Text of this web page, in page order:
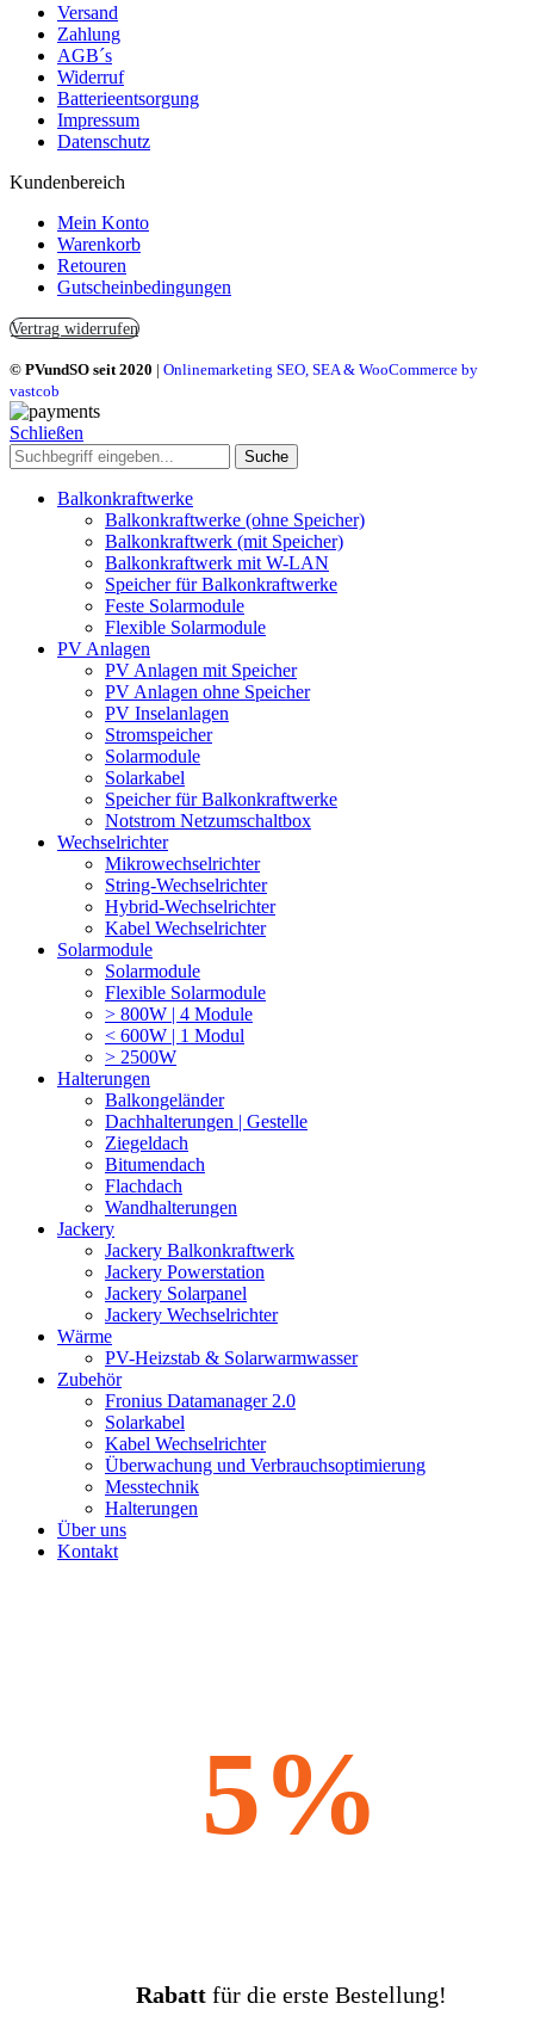
Versand
Zahlung
AGB´s
Widerruf
Batterieentsorgung
Impressum
Datenschutz
Kundenbereich
Mein Konto
Warenkorb
Retouren
Gutscheinbedingungen
Vertrag widerrufen
© PVundSO seit 2020 | Onlinemarketing SEO, SEA & WooCommerce by
vastcob
Schließen
Suche
Balkonkraftwerke
Balkonkraftwerke (ohne Speicher)
Balkonkraftwerk (mit Speicher)
Balkonkraftwerk mit W-LAN
Speicher für Balkonkraftwerke
Feste Solarmodule
Flexible Solarmodule
PV Anlagen
PV Anlagen mit Speicher
PV Anlagen ohne Speicher
PV Inselanlagen
Stromspeicher
Solarmodule
Solarkabel
Speicher für Balkonkraftwerke
Notstrom Netzumschaltbox
Wechselrichter
Mikrowechselrichter
String-Wechselrichter
Hybrid-Wechselrichter
Kabel Wechselrichter
Solarmodule
Solarmodule
Flexible Solarmodule
> 800W | 4 Module
< 600W | 1 Modul
> 2500W
Halterungen
Balkongeländer
Dachhalterungen | Gestelle
Ziegeldach
Bitumendach
Flachdach
Wandhalterungen
Jackery
Jackery Balkonkraftwerk
Jackery Powerstation
Jackery Solarpanel
Jackery Wechselrichter
Wärme
PV-Heizstab & Solarwarmwasser
Zubehör
Fronius Datamanager 2.0
Solarkabel
Kabel Wechselrichter
Überwachung und Verbrauchsoptimierung
Messtechnik
Halterungen
Über uns
Kontakt
5%
Rabattfür die erste Bestellung!